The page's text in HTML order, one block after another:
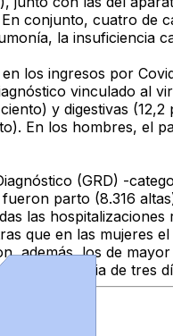
conjunto, cuatro
la insuficiencia
los ingresos por
vinculado al
y digestivas
En los hombres, el
(GRD) -
parto (8.316
las
que en las mujeres
además, los de
una estancia de tres